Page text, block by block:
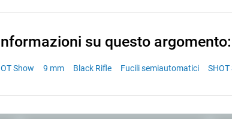
su questo argomento:
Show 9 mm Black Rifle Fucili semiautomatici